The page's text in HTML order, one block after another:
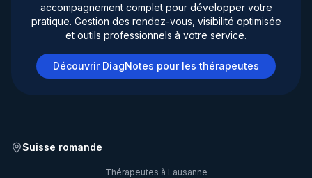
accompagnement complet pour développer votre
pratique. Gestion des rendez-vous, visibilité optimisée
et outils professionnels à votre service.
Découvrir DiagNotes pour les thérapeutes
Suisse romande
Thérapeutes à Lausanne